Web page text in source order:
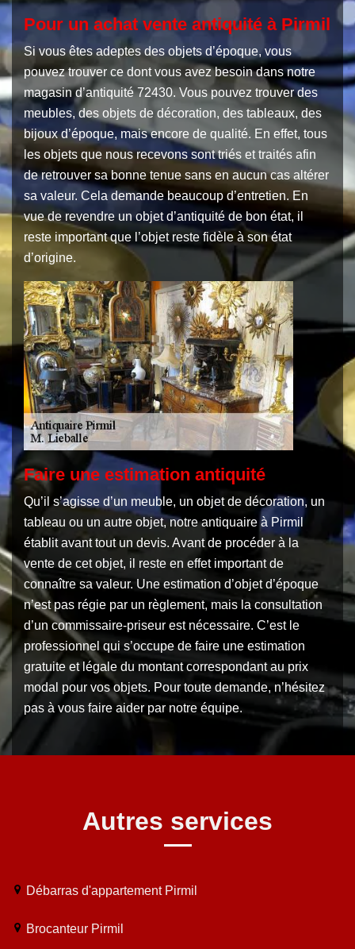
Pour un achat vente antiquité à Pirmil
Si vous êtes adeptes des objets d’époque, vous
pouvez trouver ce dont vous avez besoin dans notre
magasin d’antiquité 72430. Vous pouvez trouver des
meubles, des objets de décoration, des tableaux, des
bijoux d’époque, mais encore de qualité. En effet, tous
les objets que nous recevons sont triés et traités afin
de retrouver sa bonne tenue sans en aucun cas altérer
sa valeur. Cela demande beaucoup d’entretien. En
vue de revendre un objet d’antiquité de bon état, il
reste important que l’objet reste fidèle à son état
d’origine.
Faire une estimation antiquité
Qu’il s’agisse d’un meuble, un objet de décoration, un
tableau ou un autre objet, notre antiquaire à Pirmil
établit avant tout un devis. Avant de procéder à la
vente de cet objet, il reste en effet important de
connaître sa valeur. Une estimation d’objet d’époque
n’est pas régie par un règlement, mais la consultation
d’un commissaire-priseur est nécessaire. C’est le
professionnel qui s’occupe de faire une estimation
gratuite et légale du montant correspondant au prix
modal pour vos objets. Pour toute demande, n’hésitez
pas à vous faire aider par notre équipe.
Autres services
Débarras d'appartement Pirmil
Brocanteur Pirmil